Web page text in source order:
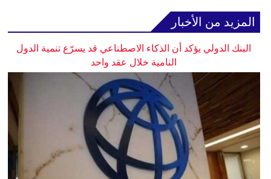
المزيد من الأخبار
البنك الدولي يؤكد أن الذكاء الاصطناعي قد يسرّع تنمية الدول
النامية خلال عقد واحد